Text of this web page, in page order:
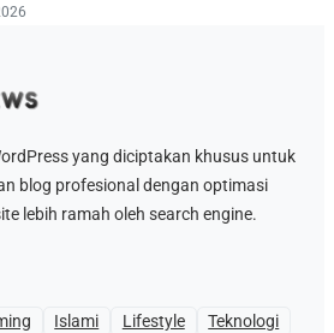
yang diciptakan khusus untuk
blog profesional dengan optimasi
lebih ramah oleh search engine.
Islami Lifestyle
Teknologi